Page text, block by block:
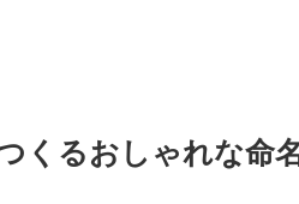
くるおしゃれな命